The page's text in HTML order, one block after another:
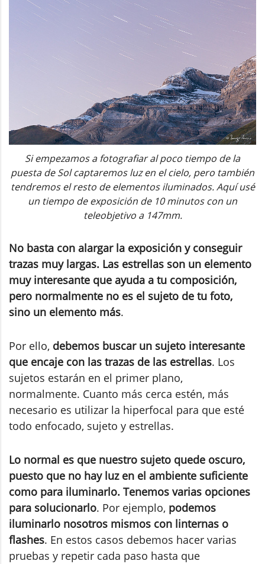
Si empezamos a fotografiar al poco tiempo de la
puesta de Sol captaremos luz en el cielo, pero también
tendremos el resto de elementos iluminados. Aquí usé
un tiempo de exposición de 10 minutos con un
teleobjetivo a 147mm.
No basta con alargar la exposición y conseguir
trazas muy largas. Las estrellas son un elemento
muy interesante que ayuda a tu composición,
pero normalmente no es el sujeto de tu foto,
sino un elemento más.
Por ello, debemos buscar un sujeto interesante
que encaje con las trazas de las estrellas. Los
sujetos estarán en el primer plano,
normalmente. Cuanto más cerca estén, más
necesario es utilizar la hiperfocal para que esté
todo enfocado, sujeto y estrellas.
Lo normal es que nuestro sujeto quede oscuro,
puesto que no hay luz en el ambiente suficiente
como para iluminarlo. Tenemos varias opciones
para solucionarlo. Por ejemplo, podemos
iluminarlo nosotros mismos con linternas o
flashes. En estos casos debemos hacer varias
pruebas y repetir cada paso hasta que